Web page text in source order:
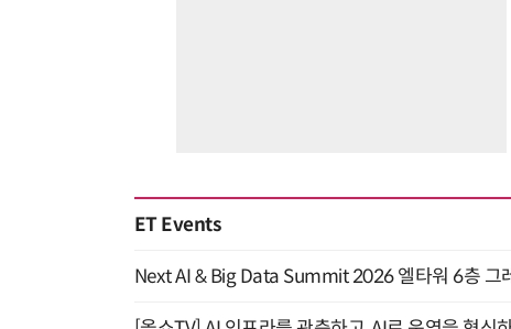
ET Events
Next AI & Big Data Summit 2026 엘타워 6층 그